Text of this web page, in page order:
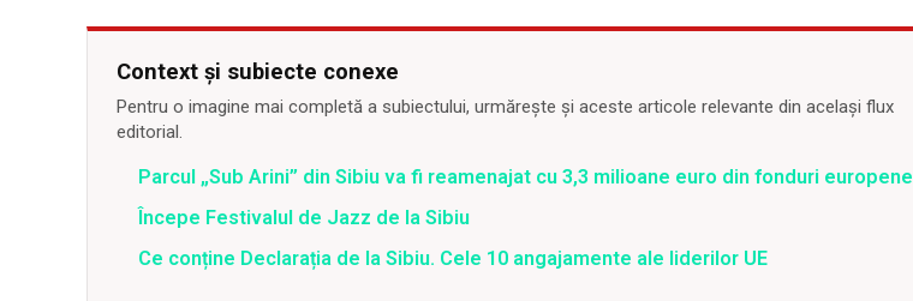
Context și subiecte conexe
Pentru o imagine mai completă a subiectului, urmărește și aceste articole relevante din același flux
editorial.
Parcul „Sub Arini” din Sibiu va fi reamenajat cu 3,3 milioane euro din fonduri europene
Începe Festivalul de Jazz de la Sibiu
Ce conține Declarația de la Sibiu. Cele 10 angajamente ale liderilor UE